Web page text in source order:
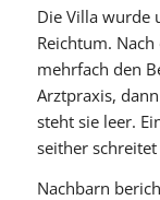
Die Villa wurde
Reichtum.
mehrfach den
Arztpraxis,
steht sie leer.
seither
Nachbarn